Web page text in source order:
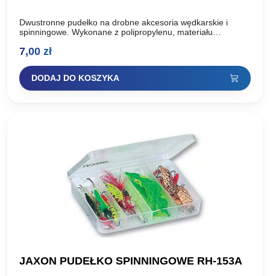
Dwustronne pudełko na drobne akcesoria wędkarskie i
spinningowe. Wykonane z polipropylenu, materiału
Sprzedawany przez nas produkt nie zawiera zawartości…
7,00 zł
DODAJ DO KOSZYKA
JAXON PUDEŁKO SPINNINGOWE RH-153A